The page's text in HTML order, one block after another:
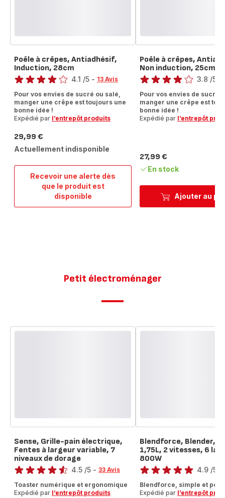
Recevoir une alerte dès
que le produit est
disponible
Poêle
à
Poêle à crêpes, Antiadhésif,
Induction, 28cm
Note
4.1 /5 - 13 Avis
Pour vos envies de sucré ou salé,
manger une crêpe est toujours une
bonne idée !
Expédié par l’entrepôt produits
Prix
29,99 €
Actuellement indisponible
Ajouter au
Poêle à crêpes,
Non induction, 25cm
Note
3.8 /5
Pour vos envies de sucré
manger une crêpe est
bonne idée !
Expédié par l’entrepôt
Prix
27,99 €
En stock
Petit électroménager
Sense, Grille-pain électrique,
Fentes à largeur variable, 7
niveaux de dorage
Note
4.5 /5 - 33 Avis
Toaster numérique et ergonomique
Expédié par l’entrepôt produits
Blendforce, Blender,
1,75L, 2 vitesses, 6
800W
Note
4.9 /5
Blendforce, simple et
Expédié par l’entrepôt